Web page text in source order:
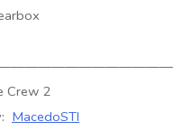
Crew 2
MacedoSTI